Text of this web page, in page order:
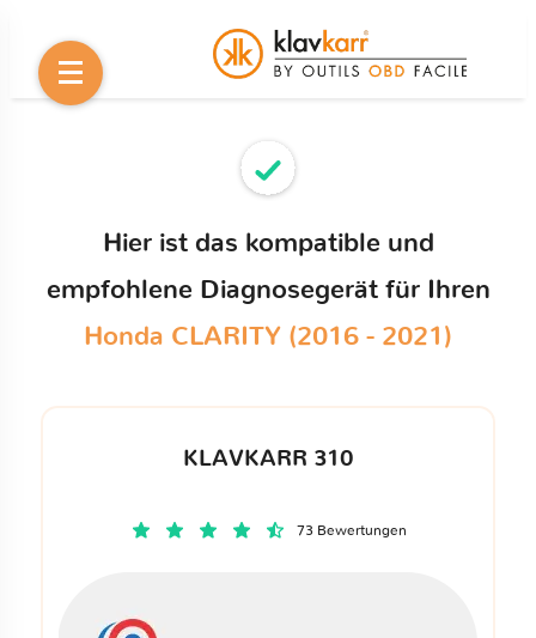
Hier ist das kompatible und
empfohlene Diagnosegerät für Ihren
Honda CLARITY (2016 - 2021)
KLAVKARR 310
73 Bewertungen